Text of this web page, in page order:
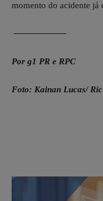
momento do acidente já
——————
Por g1 PR e RPC
Foto: Kainan Lucas/